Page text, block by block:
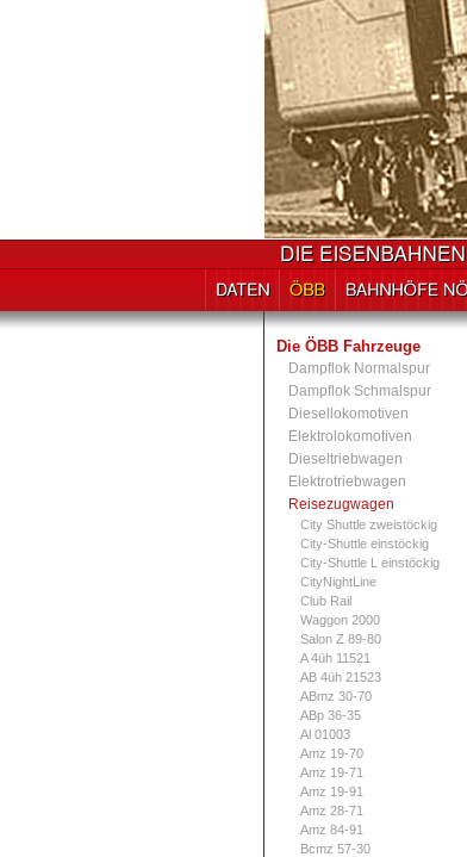
Die ÖBB Fahrzeuge
Dampflok Normalspur
Dampflok Schmalspur
Diesellokomotiven
Elektrolokomotiven
Dieseltriebwagen
Elektrotriebwagen
Reisezugwagen
City Shuttle zweistöckig
City-Shuttle einstöckig
City-Shuttle L einstöckig
CityNightLine
Club Rail
Waggon 2000
Salon Z 89-80
A 4üh 11521
AB 4üh 21523
ABmz 30-70
ABp 36-35
Al 01003
Amz 19-70
Amz 19-71
Amz 19-91
Amz 28-71
Amz 84-91
Bcmz 57-30